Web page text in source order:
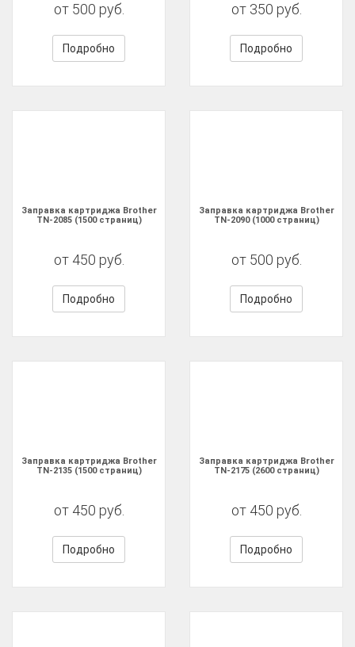
от 500 руб.
Подробно
от 350 руб.
Подробно
Заправка картриджа Brother
TN-2085 (1500 страниц)
от 450 руб.
Подробно
Заправка картриджа Brother
TN-2090 (1000 страниц)
от 500 руб.
Подробно
Заправка картриджа Brother
TN-2135 (1500 страниц)
от 450 руб.
Подробно
Заправка картриджа Brother
TN-2175 (2600 страниц)
от 450 руб.
Подробно